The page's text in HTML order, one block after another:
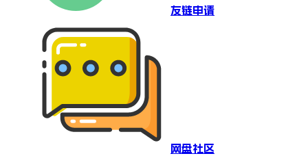
友链申请
网盘社区